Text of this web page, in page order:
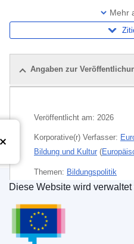
Mehr
Angaben zur
Veröffentlicht am: 2026
Korporative(r) Verfasser:
Bildung und Kultur (
Themen: Bildungspolitik
Bildungssystem
Katastrophenresilienz
Amt für
Diese Website wird verwaltet